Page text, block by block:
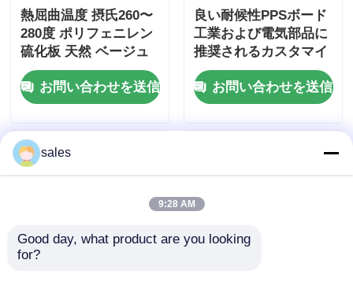
熱屈曲温度 摂氏260〜
280度 ポリフェニレン
硫化板 天然 ベージュ
淡茶色 炎阻害性プラス
チックシート
お問い合わせを送信
良い耐候性PPSボード
工業および電気部品に
推奨されるカスタマイ
ズされたUL94 V0炎症
性評価お問い合わせを送信
sales
9:28 AM
Good day, what product are you looking
for?